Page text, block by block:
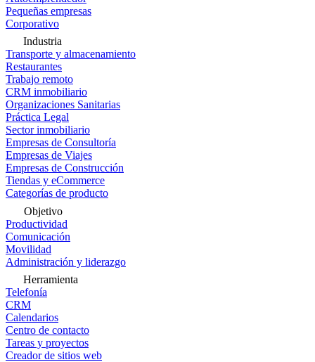
Pequeñas empresas
Corporativo
Industria
Transporte y almacenamiento
Restaurantes
Trabajo remoto
CRM inmobiliario
Organizaciones Sanitarias
Práctica Legal
Sector inmobiliario
Empresas de Consultoría
Empresas de Viajes
Empresas de Construcción
Tiendas y eCommerce
Categorías de producto
Objetivo
Productividad
Comunicación
Movilidad
Administración y liderazgo
Herramienta
Telefonía
CRM
Calendarios
Centro de contacto
Tareas y proyectos
Creador de sitios web